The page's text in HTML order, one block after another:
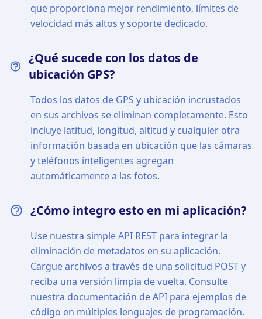
que proporciona mejor rendimiento, límites de
velocidad más altos y soporte dedicado.
¿Qué sucede con los datos de
ubicación GPS?
Todos los datos de GPS y ubicación incrustados
en sus archivos se eliminan completamente. Esto
incluye latitud, longitud, altitud y cualquier otra
información basada en ubicación que las cámaras
y teléfonos inteligentes agregan
automáticamente a las fotos.
¿Cómo integro esto en mi aplicación?
Use nuestra simple API REST para integrar la
eliminación de metadatos en su aplicación.
Cargue archivos a través de una solicitud POST y
reciba una versión limpia de vuelta. Consulte
nuestra documentación de API para ejemplos de
código en múltiples lenguajes de programación.